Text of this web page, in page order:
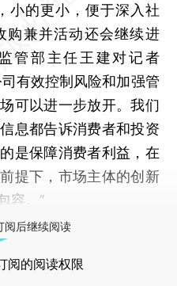
的更小，便于深入社
购兼并活动还会继续进
管部主任王建对记者
有效控制风险和加强管
可以进一步放开。我们
息都告诉消费者和投资
是保障消费者利益，在
提下，市场主体的创新
容。”
阅后继续阅读
阅的阅读权限